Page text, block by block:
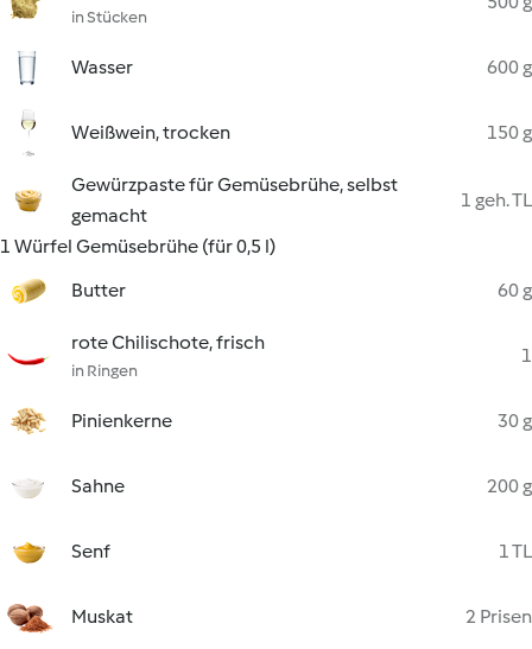
in Stücken
Wasser 600 g
Weißwein, trocken 150 g
Gewürzpaste für Gemüsebrühe, selbst
gemacht
1 geh. TL
1 Würfel Gemüsebrühe (für 0,5 l)
Butter
60 g
rote Chilischote, frisch
in Ringen
1
Pinienkerne 30 g
Sahne 200 g
Senf 1 TL
Muskat 2 Prisen